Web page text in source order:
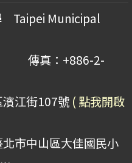
Taipei Municipal
傳真：+886-2-
江街107號 ( 點我開啟
北市中山區大佳國民小